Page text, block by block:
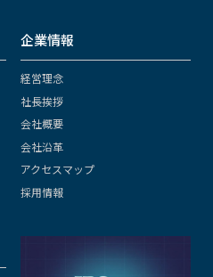
企業情報
経営理念
社長挨拶
会社概要
会社沿革
アクセスマップ
採用情報